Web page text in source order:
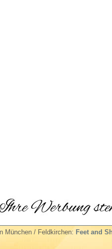
München / Feldkirchen: Feet and